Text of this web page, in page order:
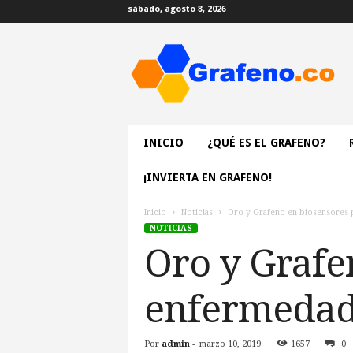
sábado, agosto 8, 2026
a
INICIO ¿QUÉ ES EL GRAFENO?
¡INVIERTA EN GRAFENO!
Inicio Noticias
Oro y Grafeno en biosensores
NOTICIAS
Oro y
Por admin- marzo 10, 2019 1657 0